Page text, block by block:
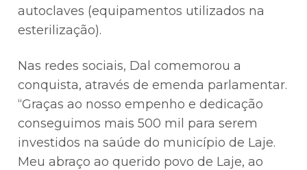
autoclaves (equipamentos utilizados na
esterilização).
Nas redes sociais, Dal comemorou a
conquista, através de emenda parlamentar.
“Graças ao nosso empenho e dedicação
conseguimos mais 500 mil para serem
investidos na saúde do município de Laje.
Meu abraço ao querido povo de Laje, ao